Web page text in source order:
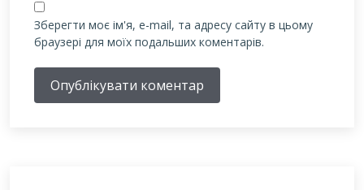
Зберегти моє ім'я, e-mail, та адресу сайту в цьому
браузері для моїх подальших коментарів.
Опублікувати коментар